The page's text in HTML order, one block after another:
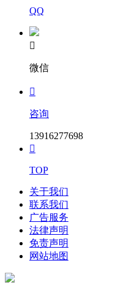
QQ

微信

咨询
13916277698

TOP
关于我们
联系我们
广告服务
法律声明
免责声明
网站地图